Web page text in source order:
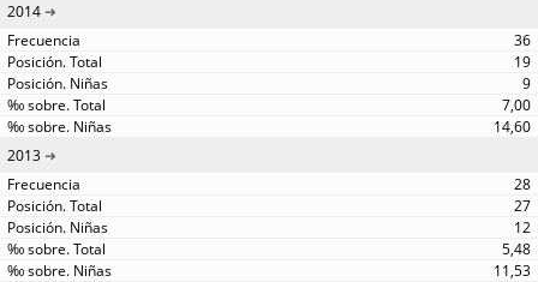
2014
36
19
9
7,00
14,60
2013
28
27
12
5,48
11,53